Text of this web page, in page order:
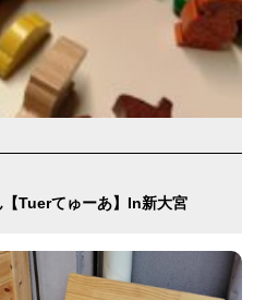
Tuerてゅーあ】in新大宮